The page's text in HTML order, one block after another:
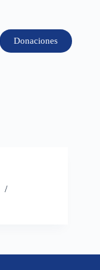
Donaciones